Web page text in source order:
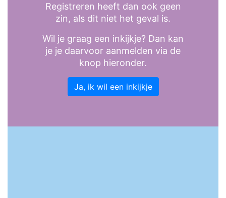
Registreren heeft dan ook geen
zin, als dit niet het geval is.
Wil je graag een inkijkje? Dan kan
je je daarvoor aanmelden via de
knop hieronder.
Ja, ik wil een inkijkje